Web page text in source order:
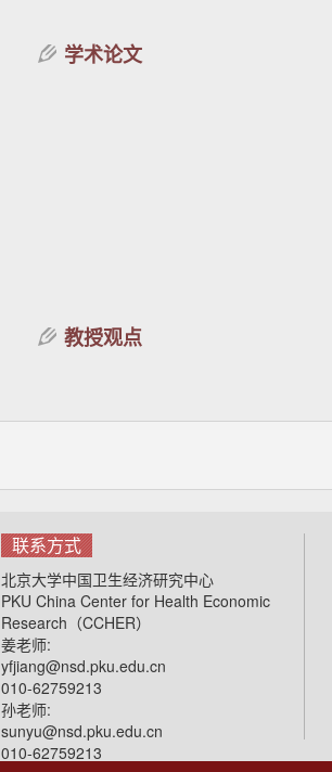
学术论文
教授观点
联系方式
北京大学中国卫生经济研究中心
PKU China Center for Health Economic
Research（CCHER）
姜老师:
yfjiang@nsd.pku.edu.cn
010-62759213
孙老师:
sunyu@nsd.pku.edu.cn
010-62759213